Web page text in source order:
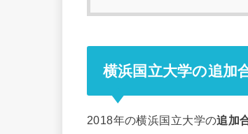
横浜国立大学の追加
2018年の横浜国立大学の追加